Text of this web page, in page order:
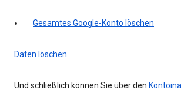
Gesamtes Google-Konto löschen
Daten löschen
Und schließlich können Sie über den